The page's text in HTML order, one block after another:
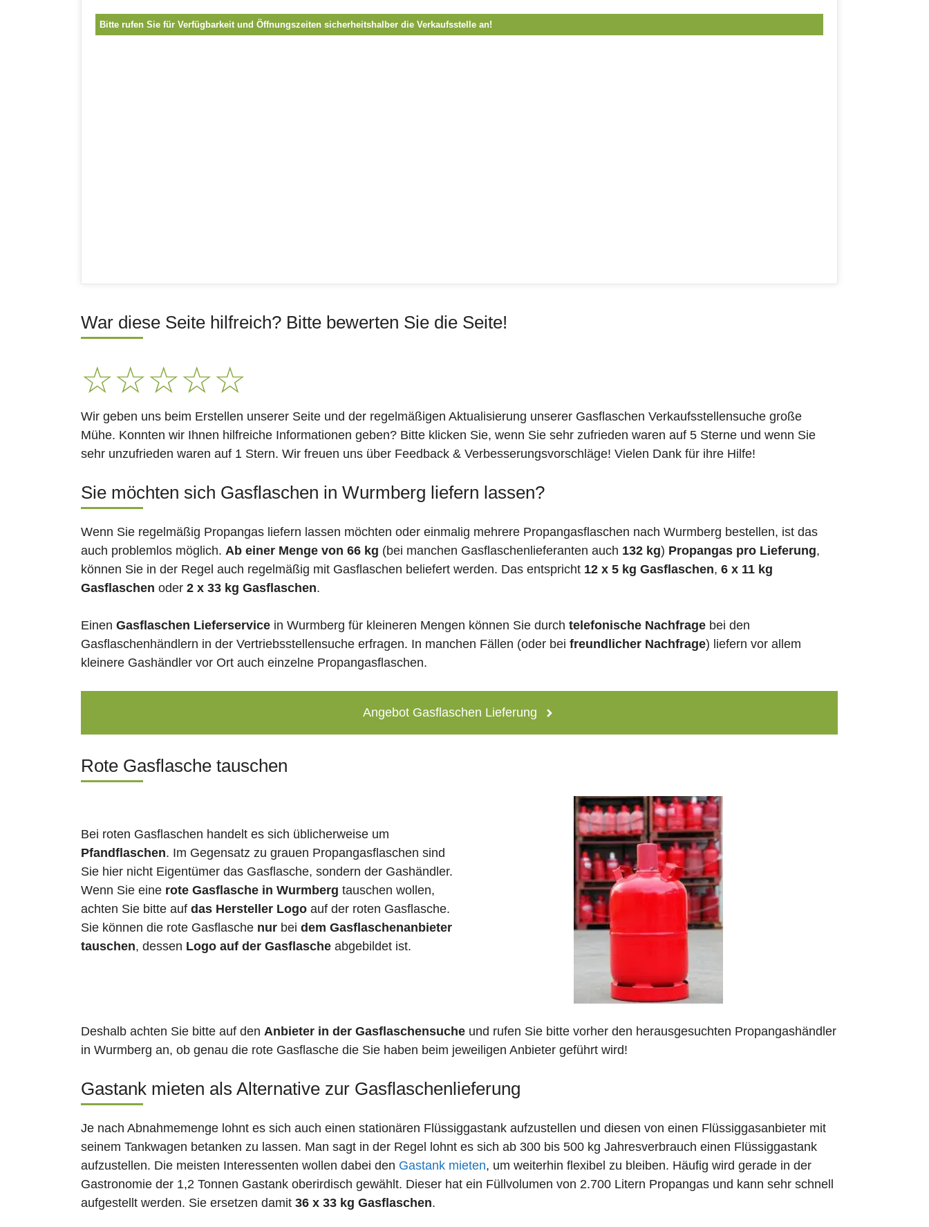
Bitte rufen Sie für Verfügbarkeit und Öffnungszeiten sicherheitshalber die Verkaufsstelle an!
War diese Seite hilfreich? Bitte bewerten Sie die Seite!
☆☆☆☆☆
Wir geben uns beim Erstellen unserer Seite und der regelmäßigen Aktualisierung unserer Gasflaschen Verkaufsstellensuche große
Mühe. Konnten wir Ihnen hilfreiche Informationen geben? Bitte klicken Sie, wenn Sie sehr zufrieden waren auf 5 Sterne und wenn Sie
sehr unzufrieden waren auf 1 Stern. Wir freuen uns über Feedback & Verbesserungsvorschläge! Vielen Dank für ihre Hilfe!
Sie möchten sich Gasflaschen in Wurmberg liefern lassen?
Wenn Sie regelmäßig Propangas liefern lassen möchten oder einmalig mehrere Propangasflaschen nach Wurmberg bestellen, ist das
auch problemlos möglich. Ab einer Menge von 66 kg (bei manchen Gasflaschenlieferanten auch 132 kg) Propangas pro Lieferung,
können Sie in der Regel auch regelmäßig mit Gasflaschen beliefert werden. Das entspricht 12 x 5 kg Gasflaschen, 6 x 11 kg
Gasflaschen oder 2 x 33 kg Gasflaschen.
Einen Gasflaschen Lieferservice in Wurmberg für kleineren Mengen können Sie durch telefonische Nachfrage bei den
Gasflaschenhändlern in der Vertriebsstellensuche erfragen. In manchen Fällen (oder bei freundlicher Nachfrage) liefern vor allem
kleinere Gashändler vor Ort auch einzelne Propangasflaschen.
Angebot Gasflaschen Lieferung
Rote Gasflasche tauschen
Bei roten Gasflaschen handelt es sich üblicherweise um
Pfandflaschen. Im Gegensatz zu grauen Propangasflaschen sind
Sie hier nicht Eigentümer das Gasflasche, sondern der Gashändler.
Wenn Sie eine rote Gasflasche in Wurmberg tauschen wollen,
achten Sie bitte auf das Hersteller Logo auf der roten Gasflasche.
Sie können die rote Gasflasche nur bei dem Gasflaschenanbieter
tauschen, dessen Logo auf der Gasflasche abgebildet ist.
Deshalb achten Sie bitte auf den Anbieter in der Gasflaschensuche und rufen Sie bitte vorher den herausgesuchten Propangashändler
in Wurmberg an, ob genau die rote Gasflasche die Sie haben beim jeweiligen Anbieter geführt wird!
Gastank mieten als Alternative zur Gasflaschenlieferung
Je nach Abnahmemenge lohnt es sich auch einen stationären Flüssiggastank aufzustellen und diesen von einen Flüssiggasanbieter mit
seinem Tankwagen betanken zu lassen. Man sagt in der Regel lohnt es sich ab 300 bis 500 kg Jahresverbrauch einen Flüssiggastank
aufzustellen. Die meisten Interessenten wollen dabei den Gastank mieten, um weiterhin flexibel zu bleiben. Häufig wird gerade in der
Gastronomie der 1,2 Tonnen Gastank oberirdisch gewählt. Dieser hat ein Füllvolumen von 2.700 Litern Propangas und kann sehr schnell
aufgestellt werden. Sie ersetzen damit 36 x 33 kg Gasflaschen.